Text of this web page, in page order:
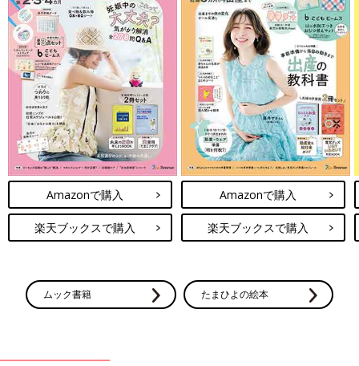
Amazonで購入
楽天ブックスで購入
Amazonで購入
楽天ブックスで購入
ムック書籍 たまひよの絵本